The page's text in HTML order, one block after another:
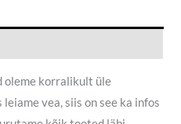
oleme korralikult üle
vea, siis on see ka infos